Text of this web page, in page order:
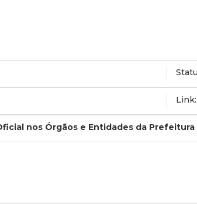
Link:
nos Órgãos e Entidades da